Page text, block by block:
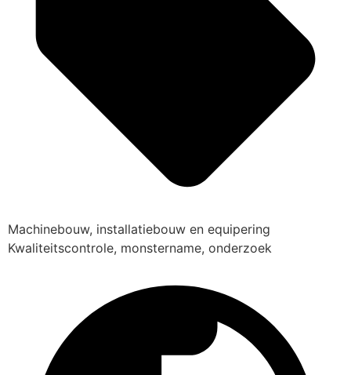
Machinebouw, installatiebouw en equipering
Kwaliteitscontrole, monstername, onderzoek